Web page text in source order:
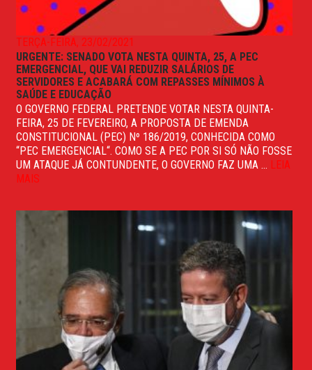
TERÇA-FEIRA, 23/02/2021
URGENTE: SENADO VOTA NESTA QUINTA, 25, A PEC
EMERGENCIAL, QUE VAI REDUZIR SALÁRIOS DE
SERVIDORES E ACABARÁ COM REPASSES MÍNIMOS À
SAÚDE E EDUCAÇÃO
O GOVERNO FEDERAL PRETENDE VOTAR NESTA QUINTA-
FEIRA, 25 DE FEVEREIRO, A PROPOSTA DE EMENDA
CONSTITUCIONAL (PEC) Nº 186/2019, CONHECIDA COMO
“PEC EMERGENCIAL“. COMO SE A PEC POR SI SÓ NÃO FOSSE
UM ATAQUE JÁ CONTUNDENTE, O GOVERNO FAZ UMA ... LEIA
MAIS